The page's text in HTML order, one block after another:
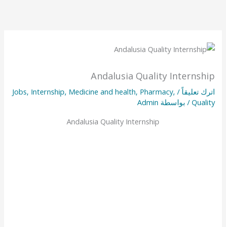
Andalusia Quality Internship
اترك تعليقاً /
Jobs, Internship, Medicine and health, Pharmacy,
Quality / بواسطة Admin
Andalusia Quality Internship